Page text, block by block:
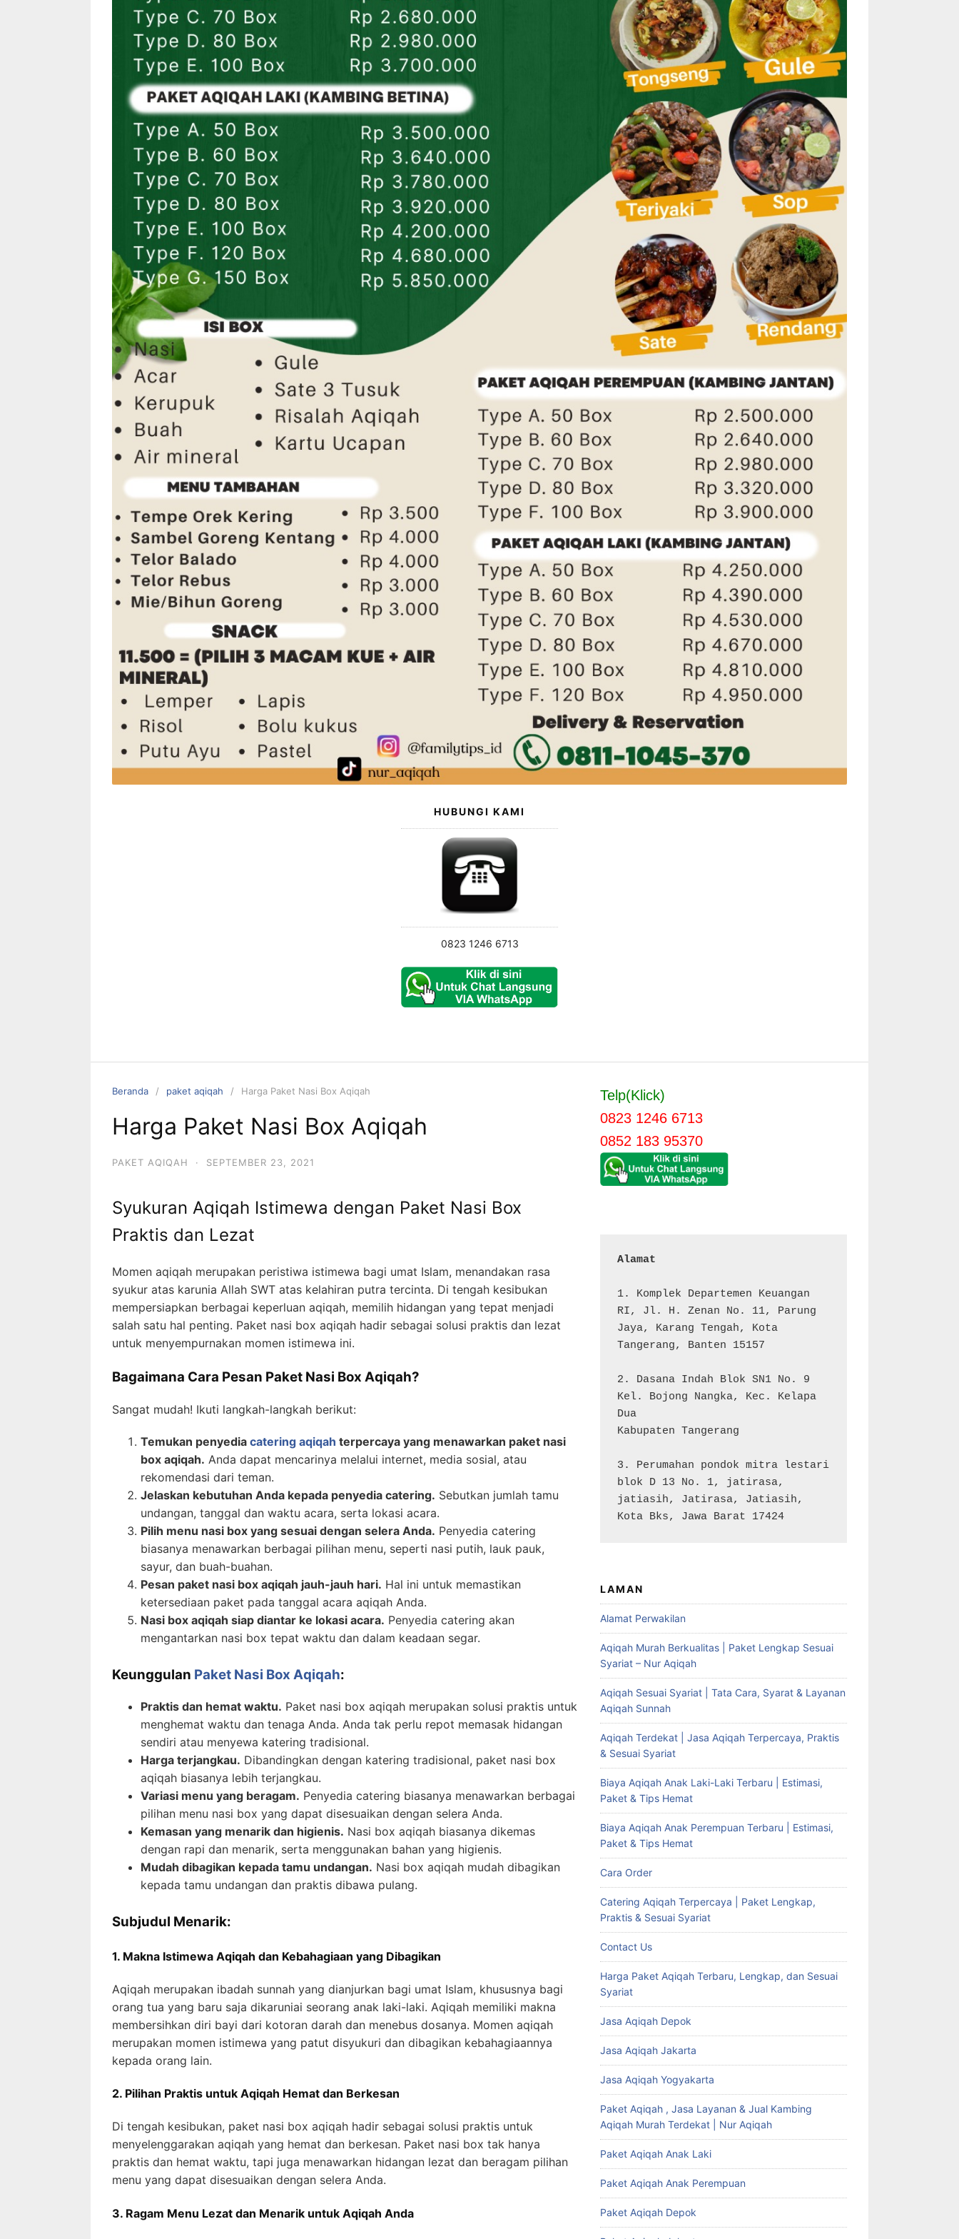
HUBUNGI KAMI
0823 1246 6713
Beranda paket aqiqah Harga Paket Nasi Box Aqiqah
Harga Paket Nasi Box Aqiqah
PAKET AQIQAH · SEPTEMBER 23, 2021
Syukuran Aqiqah Istimewa dengan Paket Nasi Box
Praktis dan Lezat
Momen aqiqah merupakan peristiwa istimewa bagi umat Islam, menandakan rasa
syukur atas karunia Allah SWT atas kelahiran putra tercinta. Di tengah kesibukan
mempersiapkan berbagai keperluan aqiqah, memilih hidangan yang tepat menjadi
salah satu hal penting. Paket nasi box aqiqah hadir sebagai solusi praktis dan lezat
untuk menyempurnakan momen istimewa ini.
Bagaimana Cara Pesan Paket Nasi Box Aqiqah?
Sangat mudah! Ikuti langkah-langkah berikut:
Temukan penyedia catering aqiqah terpercaya yang menawarkan paket nasi
box aqiqah. Anda dapat mencarinya melalui internet, media sosial, atau
rekomendasi dari teman.
Jelaskan kebutuhan Anda kepada penyedia catering. Sebutkan jumlah tamu
undangan, tanggal dan waktu acara, serta lokasi acara.
Pilih menu nasi box yang sesuai dengan selera Anda. Penyedia catering
biasanya menawarkan berbagai pilihan menu, seperti nasi putih, lauk pauk,
sayur, dan buah-buahan.
Pesan paket nasi box aqiqah jauh-jauh hari. Hal ini untuk memastikan
ketersediaan paket pada tanggal acara aqiqah Anda.
Nasi box aqiqah siap diantar ke lokasi acara. Penyedia catering akan
mengantarkan nasi box tepat waktu dan dalam keadaan segar.
Keunggulan Paket Nasi Box Aqiqah:
Praktis dan hemat waktu. Paket nasi box aqiqah merupakan solusi praktis untuk
menghemat waktu dan tenaga Anda. Anda tak perlu repot memasak hidangan
sendiri atau menyewa katering tradisional.
Harga terjangkau. Dibandingkan dengan katering tradisional, paket nasi box
aqiqah biasanya lebih terjangkau.
Variasi menu yang beragam. Penyedia catering biasanya menawarkan berbagai
pilihan menu nasi box yang dapat disesuaikan dengan selera Anda.
Kemasan yang menarik dan higienis. Nasi box aqiqah biasanya dikemas
dengan rapi dan menarik, serta menggunakan bahan yang higienis.
Mudah dibagikan kepada tamu undangan. Nasi box aqiqah mudah dibagikan
kepada tamu undangan dan praktis dibawa pulang.
Subjudul Menarik:
1. Makna Istimewa Aqiqah dan Kebahagiaan yang Dibagikan
Aqiqah merupakan ibadah sunnah yang dianjurkan bagi umat Islam, khususnya bagi
orang tua yang baru saja dikaruniai seorang anak laki-laki. Aqiqah memiliki makna
membersihkan diri bayi dari kotoran darah dan menebus dosanya. Momen aqiqah
merupakan momen istimewa yang patut disyukuri dan dibagikan kebahagiaannya
kepada orang lain.
2. Pilihan Praktis untuk Aqiqah Hemat dan Berkesan
Di tengah kesibukan, paket nasi box aqiqah hadir sebagai solusi praktis untuk
menyelenggarakan aqiqah yang hemat dan berkesan. Paket nasi box tak hanya
praktis dan hemat waktu, tapi juga menawarkan hidangan lezat dan beragam pilihan
menu yang dapat disesuaikan dengan selera Anda.
3. Ragam Menu Lezat dan Menarik untuk Aqiqah Anda
Telp(Klick)
0823 1246 6713
0852 183 95370
Alamat
1. Komplek Departemen Keuangan
RI, Jl. H. Zenan No. 11, Parung
Jaya, Karang Tengah, Kota
Tangerang, Banten 15157
2. Dasana Indah Blok SN1 No. 9
Kel. Bojong Nangka, Kec. Kelapa
Dua
Kabupaten Tangerang
3. Perumahan pondok mitra lestari
blok D 13 No. 1, jatirasa,
jatiasih, Jatirasa, Jatiasih,
Kota Bks, Jawa Barat 17424
LAMAN
Alamat Perwakilan
Aqiqah Murah Berkualitas | Paket Lengkap Sesuai
Syariat – Nur Aqiqah
Aqiqah Sesuai Syariat | Tata Cara, Syarat & Layanan
Aqiqah Sunnah
Aqiqah Terdekat | Jasa Aqiqah Terpercaya, Praktis
& Sesuai Syariat
Biaya Aqiqah Anak Laki-Laki Terbaru | Estimasi,
Paket & Tips Hemat
Biaya Aqiqah Anak Perempuan Terbaru | Estimasi,
Paket & Tips Hemat
Cara Order
Catering Aqiqah Terpercaya | Paket Lengkap,
Praktis & Sesuai Syariat
Contact Us
Harga Paket Aqiqah Terbaru, Lengkap, dan Sesuai
Syariat
Jasa Aqiqah Depok
Jasa Aqiqah Jakarta
Jasa Aqiqah Yogyakarta
Paket Aqiqah , Jasa Layanan & Jual Kambing
Aqiqah Murah Terdekat | Nur Aqiqah
Paket Aqiqah Anak Laki
Paket Aqiqah Anak Perempuan
Paket Aqiqah Depok